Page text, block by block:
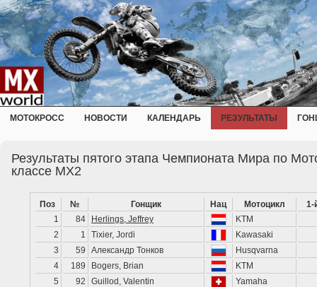
МОТОКРОСС НОВОСТИ КАЛЕНДАРЬ РЕЗУЛЬТАТЫ
Результаты пятого этапа Чемпионата Мира по
классе MX2
Поз № Гонщик Нац Мотоцикл
1-
1
84 Herlings, Jeffrey
KTM
2
1 Tixier, Jordi
Kawasaki
3
59 Александр Тонков
Husqvarna
4
189 Bogers, Brian
KTM
5
92 Guillod, Valentin
Yamaha